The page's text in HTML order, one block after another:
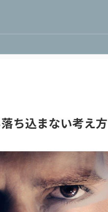
ち込まない考え方